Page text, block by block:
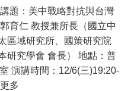
講題：美中戰略對抗與台灣
育仁 教授兼所長（國立中
區域研究所、國策研究院
研究學會 會長） 地點：普
演講時間：12/6(三)19:20-
多